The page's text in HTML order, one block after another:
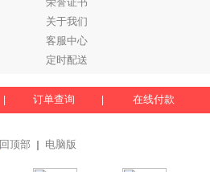
关于我们
客服中心
定时配送
订单查询 在线付款
回顶部 电脑版